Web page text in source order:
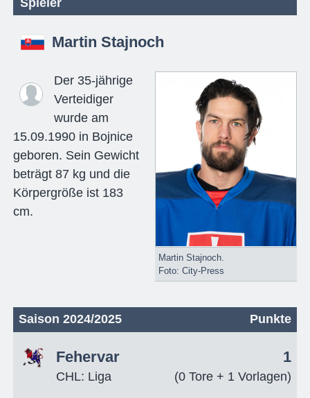
Martin Stajnoch
Martin Stajnoch.
Foto: City-Press
Der 35-jährige
Verteidiger
wurde am
15.09.1990 in Bojnice
geboren. Sein Gewicht
beträgt 87 kg und die
Körpergröße ist 183
cm.
Saison 2024/2025 Punkte
Fehervar
CHL: Liga
1
(0 Tore + 1 Vorlagen)